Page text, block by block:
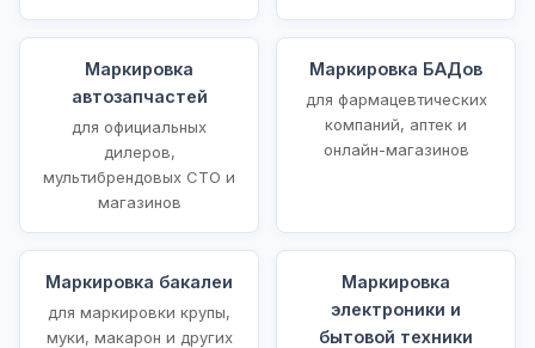
Маркировка
автозапчастей
для официальных
дилеров,
мультибрендовых СТО и
магазинов
Маркировка БАДов
для фармацевтических
компаний, аптек и
онлайн-магазинов
Маркировка бакалеи
для маркировки крупы,
муки, макарон и других
Маркировка
электроники и
бытовой техники